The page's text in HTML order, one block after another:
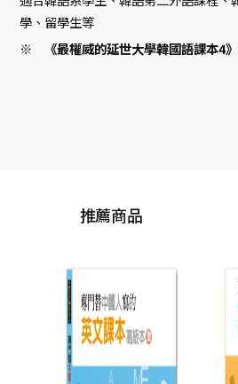
學、留學生等
※
《最權威的延世大學韓國語課本
推薦商品